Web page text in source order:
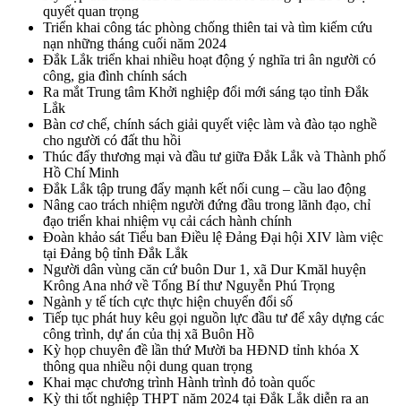
quyết quan trọng
Triển khai công tác phòng chống thiên tai và tìm kiếm cứu
nạn những tháng cuối năm 2024
Đắk Lắk triển khai nhiều hoạt động ý nghĩa tri ân người có
công, gia đình chính sách
Ra mắt Trung tâm Khởi nghiệp đổi mới sáng tạo tỉnh Đắk
Lắk
Bàn cơ chế, chính sách giải quyết việc làm và đào tạo nghề
cho người có đất thu hồi
Thúc đẩy thương mại và đầu tư giữa Đắk Lắk và Thành phố
Hồ Chí Minh
Đắk Lắk tập trung đẩy mạnh kết nối cung – cầu lao động
Nâng cao trách nhiệm người đứng đầu trong lãnh đạo, chỉ
đạo triển khai nhiệm vụ cải cách hành chính
Đoàn khảo sát Tiểu ban Điều lệ Đảng Đại hội XIV làm việc
tại Đảng bộ tỉnh Đắk Lắk
Người dân vùng căn cứ buôn Dur 1, xã Dur Kmăl huyện
Krông Ana nhớ về Tổng Bí thư Nguyễn Phú Trọng
Ngành y tế tích cực thực hiện chuyển đổi số
Tiếp tục phát huy kêu gọi nguồn lực đầu tư để xây dựng các
công trình, dự án của thị xã Buôn Hồ
Kỳ họp chuyên đề lần thứ Mười ba HĐND tỉnh khóa X
thông qua nhiều nội dung quan trọng
Khai mạc chương trình Hành trình đỏ toàn quốc
Kỳ thi tốt nghiệp THPT năm 2024 tại Đắk Lắk diễn ra an